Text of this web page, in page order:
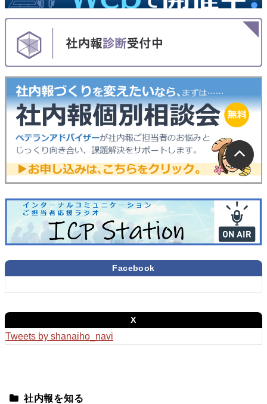
Facebook
X
Tweets by shanaiho_navi
社内報を知る